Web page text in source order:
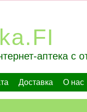
аптека с
Доставка О нас